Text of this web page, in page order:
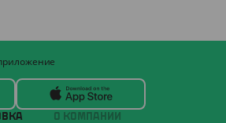
О КОМПАНИИ